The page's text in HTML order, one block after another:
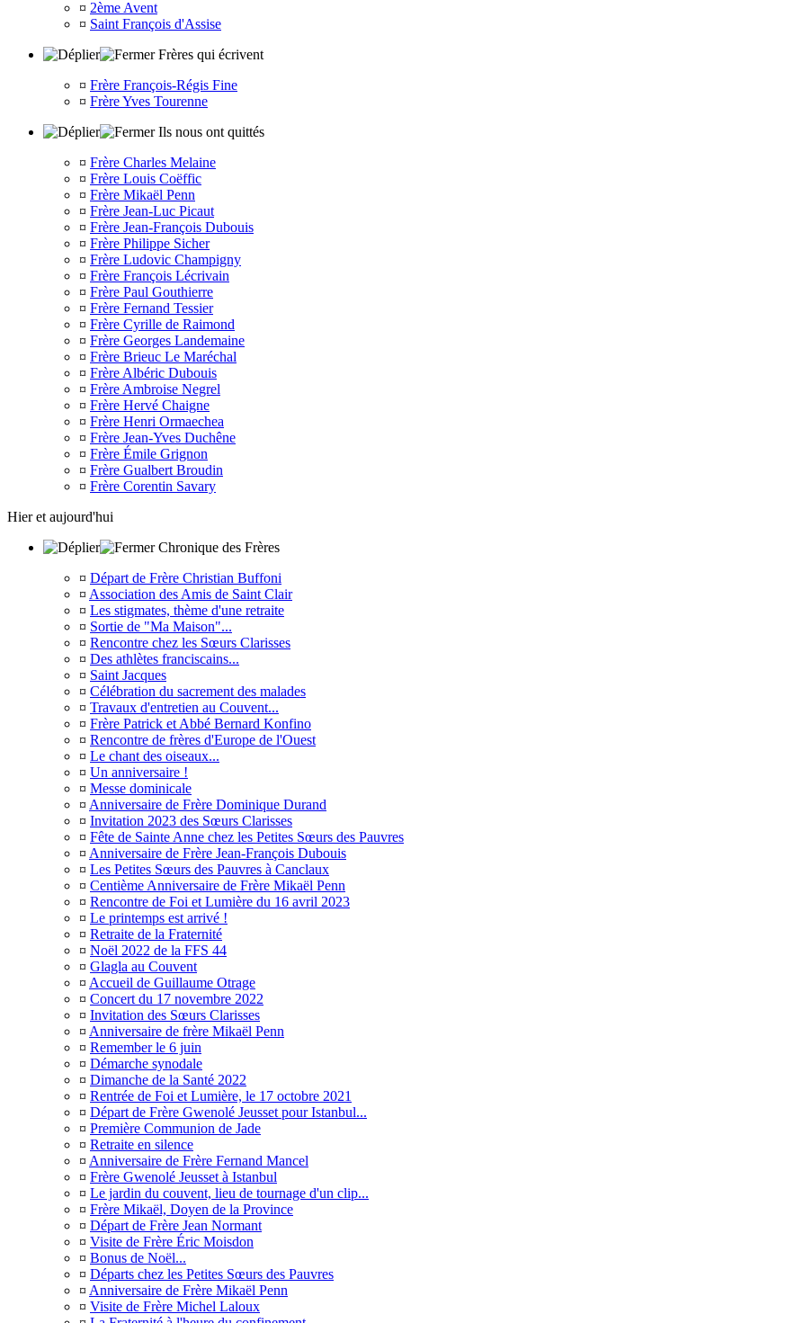
¤ 2ème Avent
¤ Saint François d'Assise
Frères qui écrivent
¤ Frère François-Régis Fine
¤ Frère Yves Tourenne
Ils nous ont quittés
¤ Frère Charles Melaine
¤ Frère Louis Coëffic
¤ Frère Mikaël Penn
¤ Frère Jean-Luc Picaut
¤ Frère Jean-François Dubouis
¤ Frère Philippe Sicher
¤ Frère Ludovic Champigny
¤ Frère François Lécrivain
¤ Frère Paul Gouthierre
¤ Frère Fernand Tessier
¤ Frère Cyrille de Raimond
¤ Frère Georges Landemaine
¤ Frère Brieuc Le Maréchal
¤ Frère Albéric Dubouis
¤ Frère Ambroise Negrel
¤ Frère Hervé Chaigne
¤ Frère Henri Ormaechea
¤ Frère Jean-Yves Duchêne
¤ Frère Émile Grignon
¤ Frère Gualbert Broudin
¤ Frère Corentin Savary
Hier et aujourd'hui
Chronique des Frères
¤ Départ de Frère Christian Buffoni
¤ Association des Amis de Saint Clair
¤ Les stigmates, thème d'une retraite
¤ Sortie de "Ma Maison"...
¤ Rencontre chez les Sœurs Clarisses
¤ Des athlètes franciscains...
¤ Saint Jacques
¤ Célébration du sacrement des malades
¤ Travaux d'entretien au Couvent...
¤ Frère Patrick et Abbé Bernard Konfino
¤ Rencontre de frères d'Europe de l'Ouest
¤ Le chant des oiseaux...
¤ Un anniversaire !
¤ Messe dominicale
¤ Anniversaire de Frère Dominique Durand
¤ Invitation 2023 des Sœurs Clarisses
¤ Fête de Sainte Anne chez les Petites Sœurs des Pauvres
¤ Anniversaire de Frère Jean-François Dubouis
¤ Les Petites Sœurs des Pauvres à Canclaux
¤ Centième Anniversaire de Frère Mikaël Penn
¤ Rencontre de Foi et Lumière du 16 avril 2023
¤ Le printemps est arrivé !
¤ Retraite de la Fraternité
¤ Noël 2022 de la FFS 44
¤ Glagla au Couvent
¤ Accueil de Guillaume Otrage
¤ Concert du 17 novembre 2022
¤ Invitation des Sœurs Clarisses
¤ Anniversaire de frère Mikaël Penn
¤ Remember le 6 juin
¤ Démarche synodale
¤ Dimanche de la Santé 2022
¤ Rentrée de Foi et Lumière, le 17 octobre 2021
¤ Départ de Frère Gwenolé Jeusset pour Istanbul...
¤ Première Communion de Jade
¤ Retraite en silence
¤ Anniversaire de Frère Fernand Mancel
¤ Frère Gwenolé Jeusset à Istanbul
¤ Le jardin du couvent, lieu de tournage d'un clip...
¤ Frère Mikaël, Doyen de la Province
¤ Départ de Frère Jean Normant
¤ Visite de Frère Éric Moisdon
¤ Bonus de Noël...
¤ Départs chez les Petites Sœurs des Pauvres
¤ Anniversaire de Frère Mikaël Penn
¤ Visite de Frère Michel Laloux